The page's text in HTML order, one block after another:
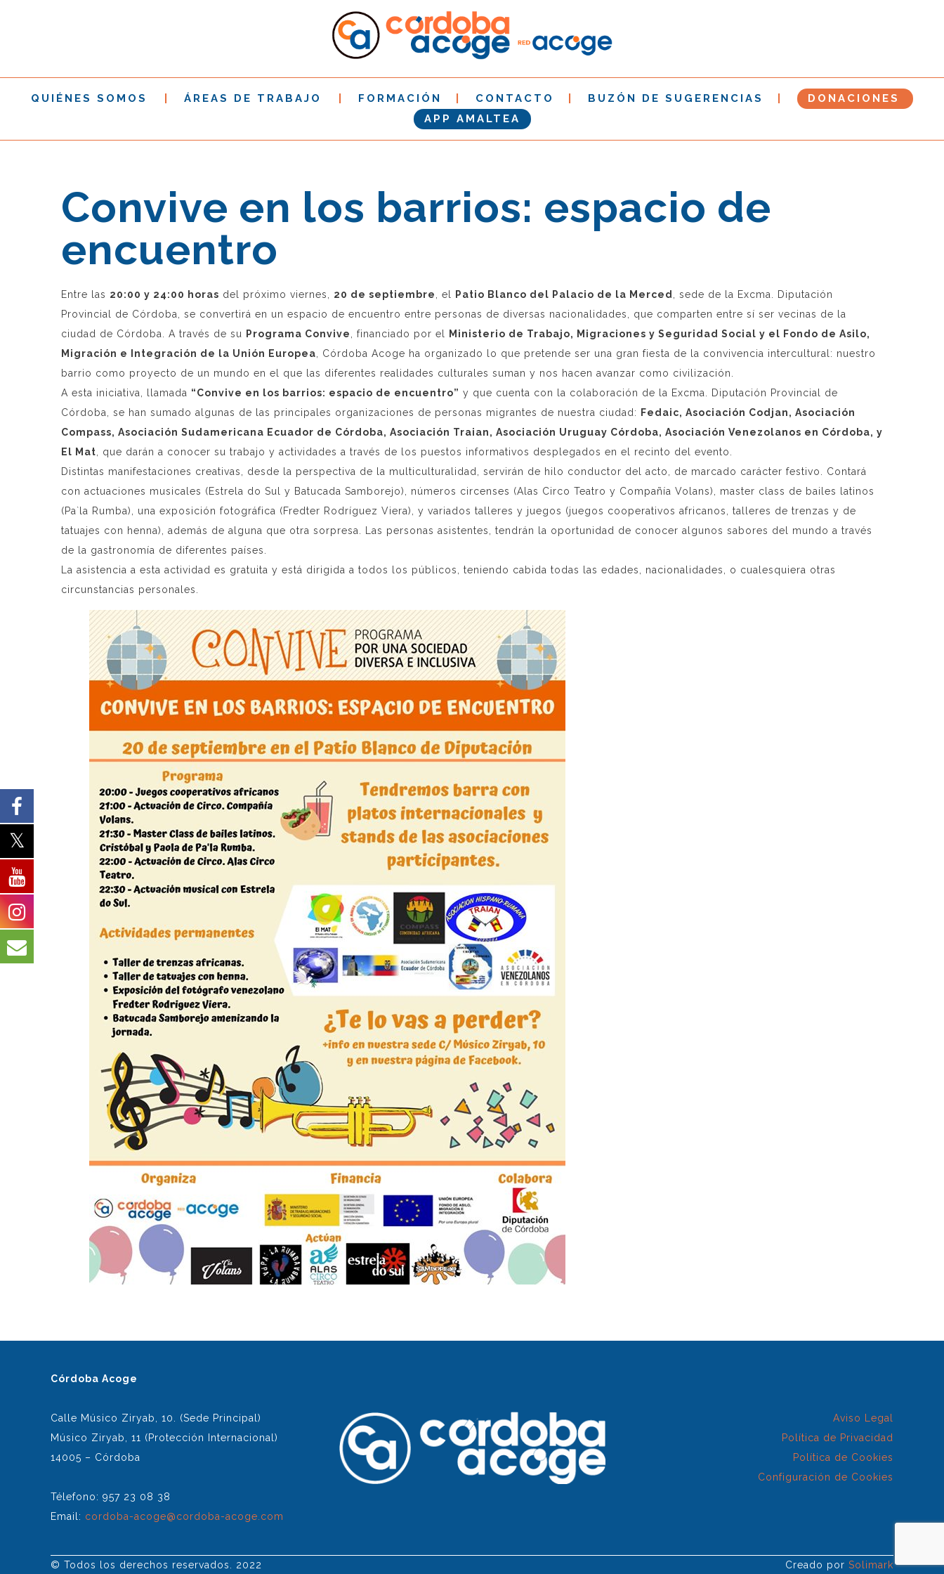
QUIÉNES SOMOS ÁREAS DE TRABAJO FORMACIÓN CONTACTO BUZÓN DE SUGERENCIAS
DONACIONES
APP AMALTEA
Convive en los barrios: espacio de
encuentro
Entre las 20:00 y 24:00 horas del próximo viernes, 20 de septiembre , el Patio Blanco del Palacio de la Merced
, sede de la Excma. Diputación
Provincial de Córdoba, se convertirá en un espacio de encuentro entre personas de diversas nacionalidades, que comparten entre sí ser vecinas de la
ciudad de Córdoba. A través de su
Programa Convive , financiado por el
Ministerio de Trabajo, Migraciones y Seguridad Social y el Fondo de Asilo,
Migración e Integración de la Unión Europea , Córdoba Acoge ha organizado lo que pretende ser una gran fiesta de la convivencia intercultural: nuestro
barrio como proyecto de un mundo en el que las diferentes realidades culturales suman y nos hacen avanzar como civilización.
A esta iniciativa, llamada “Convive en los barrios: espacio de encuentro” y que cuenta con la colaboración de la Excma. Diputación Provincial de
Córdoba, se han sumado algunas de las principales organizaciones de personas migrantes de nuestra ciudad:
Fedaic, Asociación Codjan, Asociación
Compass, Asociación Sudamericana Ecuador de Córdoba, Asociación Traian, Asociación Uruguay Córdoba, Asociación Venezolanos en Córdoba, y
El Mat , que darán a conocer su trabajo y actividades a través de los puestos informativos desplegados en el recinto del evento.
Distintas manifestaciones creativas, desde la perspectiva de la multiculturalidad, servirán de hilo conductor del acto, de marcado carácter festivo. Contará
con actuaciones musicales (Estrela do Sul y Batucada Samborejo), números circenses (Alas Circo Teatro y Compañía Volans), master class de bailes latinos
(Pa`la Rumba), una exposición fotográfica (Fredter Rodríguez Viera), y variados talleres y juegos (juegos cooperativos africanos, talleres de trenzas y de
tatuajes con henna), además de alguna que otra sorpresa. Las personas asistentes, tendrán la oportunidad de conocer algunos sabores del mundo a través
de la gastronomía de diferentes países.
La asistencia a esta actividad es gratuita y está dirigida a todos los públicos, teniendo cabida todas las edades, nacionalidades, o cualesquiera otras
circunstancias personales.
Córdoba Acoge
Calle Músico Ziryab, 10. (Sede Principal)
Músico Ziryab, 11 (Protección Internacional)
14005 – Córdoba
Télefono: 957 23 08 38
Email: cordoba-acoge@cordoba-acoge.com
Aviso Legal
Política de Privacidad
Política de Cookies
Configuración de Cookies
© Todos los derechos reservados. 2022 Creado por Solimark